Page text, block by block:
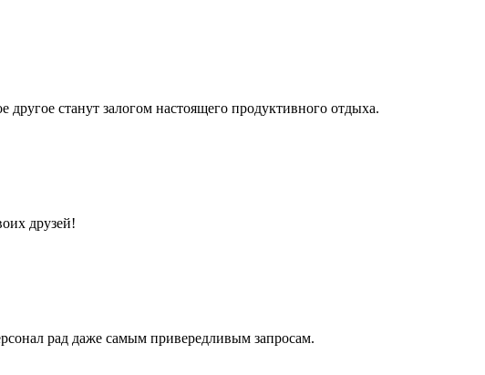
станут залогом настоящего продуктивного отдыха.
друзей!
рад даже самым привередливым запросам.